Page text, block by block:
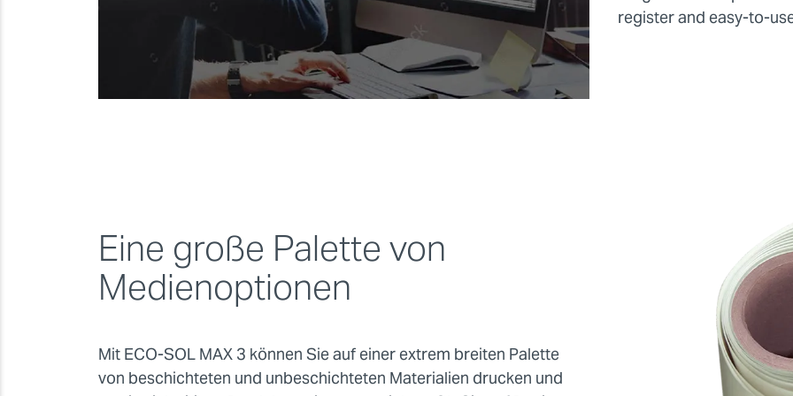
register and easy-to-
Eine große Palette von
Medienoptionen
Mit ECO-SOL MAX 3 können Sie auf einer extrem breiten Palette
von beschichteten und unbeschichteten Materialien drucken und